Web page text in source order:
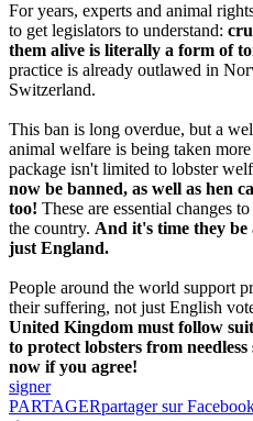
For years, experts and animal
to get legislators to understand:
them alive is literally a form of
practice is already outlawed in
Switzerland.
This ban is long overdue, but a
animal welfare is being taken
package isn't limited to lobster
now be banned, as well as hen
too! These are essential changes
the country. And it's time they
just England.
People around the world support
their suffering, not just English
United Kingdom must follow
to protect lobsters from
now if you agree!
signer
PARTAGERpartager sur